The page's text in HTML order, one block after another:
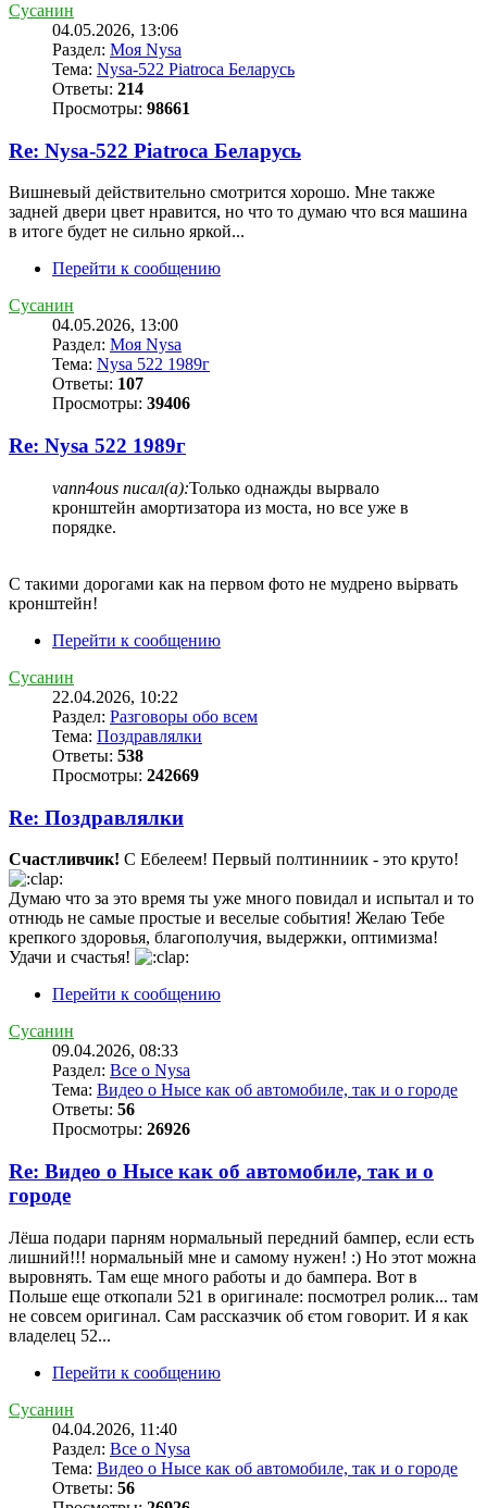
Сусанин
04.05.2026, 13:06
Раздел: Моя Nysa
Тема: Nysa-522 Piatroca Беларусь
Ответы: 214
Просмотры: 98661
Re: Nysa-522 Piatroca Беларусь
Вишневый действительно смотрится хорошо. Мне также
задней двери цвет нравится, но что то думаю что вся машина
в итоге будет не сильно яркой...
Перейти к сообщению
Сусанин
04.05.2026, 13:00
Раздел: Моя Nysa
Тема: Nysa 522 1989г
Ответы: 107
Просмотры: 39406
Re: Nysa 522 1989г
vann4ous писал(а):Только однажды вырвало
кронштейн амортизатора из моста, но все уже в
порядке.
С такими дорогами как на первом фото не мудрено вьірвать
кронштейн!
Перейти к сообщению
Сусанин
22.04.2026, 10:22
Раздел: Разговоры обо всем
Тема: Поздравлялки
Ответы: 538
Просмотры: 242669
Re: Поздравлялки
Счастливчик! С Ебелеем! Первый полтинниик - это круто!
Думаю что за это время ты уже много повидал и испытал и то
отнюдь не самые простые и веселые события! Желаю Тебе
крепкого здоровья, благополучия, выдержки, оптимизма!
Удачи и счастья!
Перейти к сообщению
Сусанин
09.04.2026, 08:33
Раздел: Все о Nysa
Тема: Видео о Нысе как об автомобиле, так и о городе
Ответы: 56
Просмотры: 26926
Re: Видео о Нысе как об автомобиле, так и о
городе
Лёша подари парням нормальный передний бампер, если есть
лишний!!! нормальньій мне и самому нужен! :) Но этот можна
выровнять. Там еще много работы и до бампера. Вот в
Польше еще откопали 521 в оригинале: посмотрел ролик... там
не совсем оригинал. Сам рассказчик об єтом говорит. И я как
владелец 52...
Перейти к сообщению
Сусанин
04.04.2026, 11:40
Раздел: Все о Nysa
Тема: Видео о Нысе как об автомобиле, так и о городе
Ответы: 56